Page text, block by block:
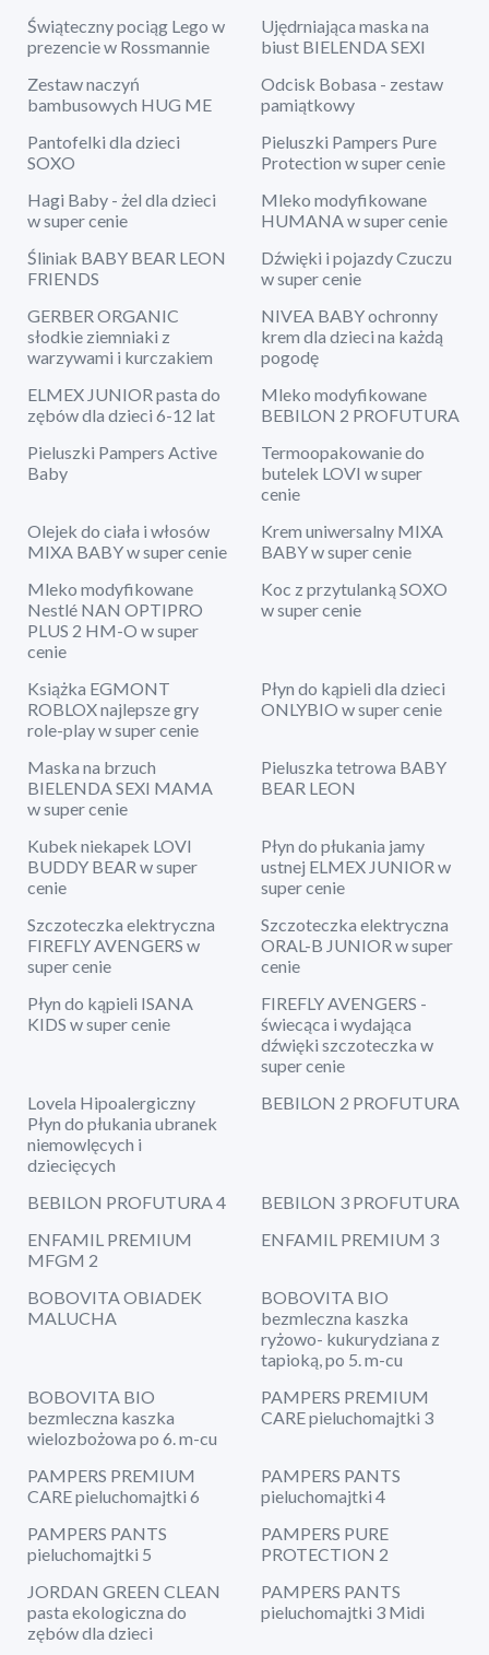
Świąteczny pociąg Lego w
prezencie w Rossmannie
Ujędrniająca maska na
biust BIELENDA SEXI
Zestaw naczyń
bambusowych HUG ME
Odcisk Bobasa - zestaw
pamiątkowy
Pantofelki dla dzieci
SOXO
Pieluszki Pampers Pure
Protection w super cenie
Hagi Baby - żel dla dzieci
w super cenie
Mleko modyfikowane
HUMANA w super cenie
Śliniak BABY BEAR LEON
FRIENDS
Dźwięki i pojazdy Czuczu
w super cenie
GERBER ORGANIC
słodkie ziemniaki z
warzywami i kurczakiem
NIVEA BABY ochronny
krem dla dzieci na każdą
pogodę
ELMEX JUNIOR pasta do
zębów dla dzieci 6-12 lat
Mleko modyfikowane
BEBILON 2 PROFUTURA
Pieluszki Pampers Active
Baby
Termoopakowanie do
butelek LOVI w super
cenie
Olejek do ciała i włosów
MIXA BABY w super cenie
Krem uniwersalny MIXA
BABY w super cenie
Mleko modyfikowane
Nestlé NAN OPTIPRO
PLUS 2 HM-O w super
cenie
Koc z przytulanką SOXO
w super cenie
Książka EGMONT
ROBLOX najlepsze gry
role-play w super cenie
Płyn do kąpieli dla dzieci
ONLYBIO w super cenie
Maska na brzuch
BIELENDA SEXI MAMA
w super cenie
Pieluszka tetrowa BABY
BEAR LEON
Kubek niekapek LOVI
BUDDY BEAR w super
cenie
Płyn do płukania jamy
ustnej ELMEX JUNIOR w
super cenie
Szczoteczka elektryczna
FIREFLY AVENGERS w
super cenie
Szczoteczka elektryczna
ORAL-B JUNIOR w super
cenie
Płyn do kąpieli ISANA
KIDS w super cenie
FIREFLY AVENGERS -
świecąca i wydająca
dźwięki szczoteczka w
super cenie
Lovela Hipoalergiczny
Płyn do płukania ubranek
niemowlęcych i
dziecięcych
BEBILON 2 PROFUTURA
BEBILON PROFUTURA 4
BEBILON 3 PROFUTURA
ENFAMIL PREMIUM
MFGM 2
ENFAMIL PREMIUM 3
BOBOVITA OBIADEK
MALUCHA
BOBOVITA BIO
bezmleczna kaszka
ryżowo- kukurydziana z
tapioką, po 5. m-cu
BOBOVITA BIO
bezmleczna kaszka
wielozbożowa po 6. m-cu
PAMPERS PREMIUM
CARE pieluchomajtki 3
PAMPERS PREMIUM
CARE pieluchomajtki 6
PAMPERS PANTS
pieluchomajtki 4
PAMPERS PANTS
pieluchomajtki 5
PAMPERS PURE
PROTECTION 2
JORDAN GREEN CLEAN
pasta ekologiczna do
zębów dla dzieci
PAMPERS PANTS
pieluchomajtki 3 Midi